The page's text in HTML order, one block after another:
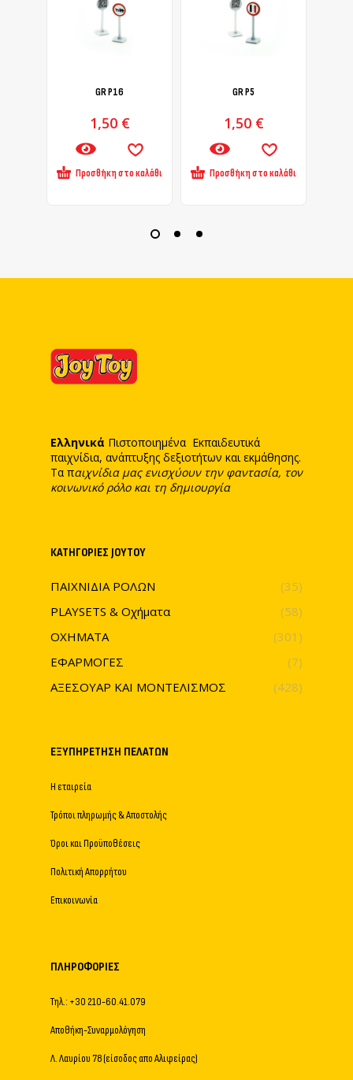
GR Ρ16
1,50 €
Προσθήκη στο καλάθι
GR P5
1,50 €
Προσθήκη στο καλάθι
Ελληνικά Πιστοποιημένα Εκπαιδευτικά
παιχνίδια, ανάπτυξης δεξιοτήτων και εκμάθησης.
Τα παιχνίδια μας ενισχύουν την φαντασία, τον
κοινωνικό ρόλο και τη δημιουργία
ΚΑΤΗΓΟΡΊΕΣ JOYTOY
ΠΑΙΧΝΙΔΙΑ ΡΟΛΩΝ
(35)
PLAYSETS & Οχήματα
(58)
ΟΧΗΜΑΤΑ
(301)
ΕΦΑΡΜΟΓΕΣ
(7)
ΑΞΕΣΟΥΑΡ ΚΑΙ ΜΟΝΤΕΛΙΣΜΟΣ
(428)
ΕΞΥΠΗΡΈΤΗΣΗ ΠΕΛΑΤΏΝ
Η εταιρεία
Τρόποι πληρωμής & Αποστολής
Όροι και Προϋποθέσεις
Πολιτική Απορρήτου
Επικοινωνία
ΠΛΗΡΟΦΟΡΊΕΣ
Τηλ.: +30 210-60.41.079
Αποθήκη-Συναρμολόγηση
Λ. Λαυρίου 78 (είσοδος απο Αλιφείρας)